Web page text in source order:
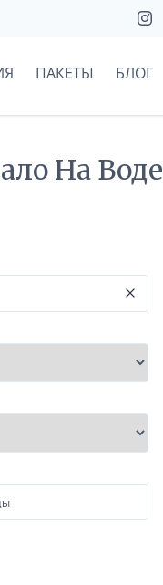
ПАКЕТЫ БЛОГ
На Воде